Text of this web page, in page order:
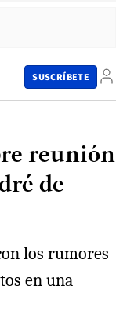
SUSCRÍBETE
reunión
de
los rumores
en una